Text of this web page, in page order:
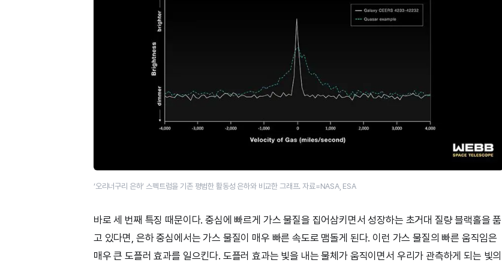
‘오리너구리 은하’ 스펙트럼을 기존 평범한 활동성 은하와 비교한 그래프. 자료=NASA, ESA
바로 세 번째 특징 때문이다. 중심에 빠르게 가스 물질을 집어삼키면서 성장하는 초거대 질량 블랙홀을 품
고 있다면, 은하 중심에서는 가스 물질이 매우 빠른 속도로 맴돌게 된다. 이런 가스 물질의 빠른 움직임은
매우 큰 도플러 효과를 일으킨다. 도플러 효과는 빛을 내는 물체가 움직이면서 우리가 관측하게 되는 빛의